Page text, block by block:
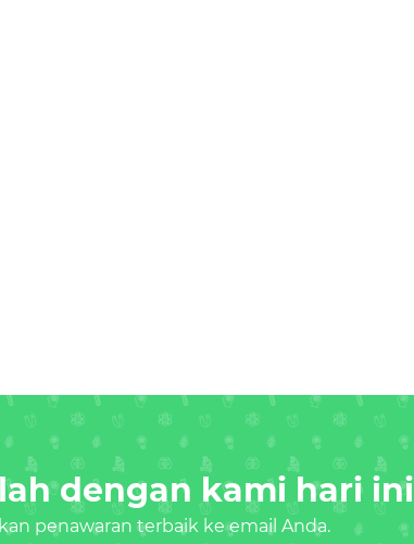
dengan kami hari ini
penawaran terbaik ke email Anda.